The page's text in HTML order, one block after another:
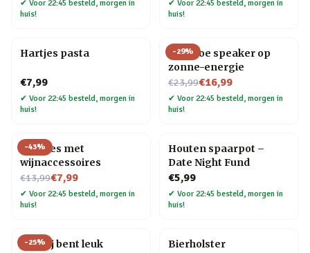
✔ Voor 22:45 besteld, morgen in
huis!
✔ Voor 22:45 besteld, morgen in
huis!
Hartjes pasta
€7,99
✔ Voor 22:45 besteld, morgen in
huis!
-29%
Bamboe speaker op
zonne-energie
€23,99
Nu voor€16,99
✔ Voor 22:45 besteld, morgen in
huis!
-43%
Wijnfles met
wijnaccessoires
€13,99
Nu voor€7,99
✔ Voor 22:45 besteld, morgen in
huis!
Houten spaarpot –
Date Night Fund
€5,99
✔ Voor 22:45 besteld, morgen in
huis!
-25%
Mok Jij bent leuk Bierholster